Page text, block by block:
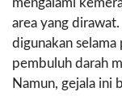
mengalami
area yang
digunakan
pembuluh darah
Namun, gejala ini